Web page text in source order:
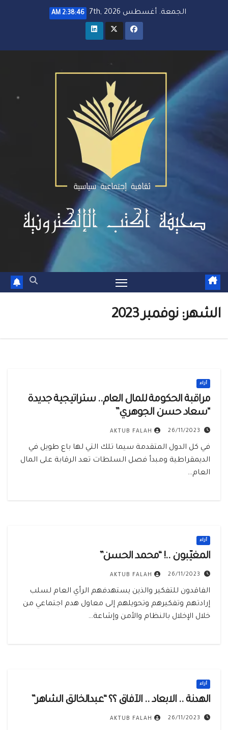
الجمعة. أغسطس 7th, 2026 2:38:47 AM
الشهر:نوفمبر 2023
أراء
مراقبة الحكومة للمال العام.. ستراتيجية جديدة
“سعاد حسن الجوهري”
26/11/2023
AKTUB FALAH
في كل الدول المتقدمة سيما تلك التي لها باع طويل في
الديمقراطية ومبدأ فصل السلطات تعد الرقابة على المال
العام…
أراء
المغيّبون ..! “محمد الحسن”
26/11/2023
AKTUB FALAH
الفاقدون للتفكير والذين يستهدفهم الرأي العام لسلب
إرادتهم وتفكيرهم وتحويلهم إلى معاول هدم اجتماعي من
خلال الإخلال بالنظام والأمن وإشاعة…
أراء
الهدنة .. الابعاد .. الآفاق ؟؟ “عبدالخالق الشاهر”
26/11/2023
AKTUB FALAH